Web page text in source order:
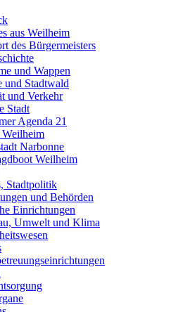
aus Weilheim
des Bürgermeisters
und Wappen
und Stadtwald
und Verkehr
Stadt
Agenda 21
Narbonne
Weilheim
Stadtpolitik
und Behörden
Einrichtungen
Umwelt und Klima